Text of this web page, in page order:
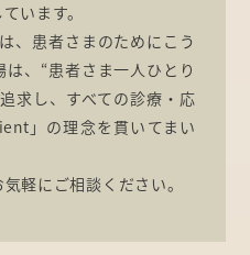
います。
患者さまのためにこう
、“患者さま一人ひとり
求し、すべての診療・応
」の理念を貫いてまい
軽にご相談ください。